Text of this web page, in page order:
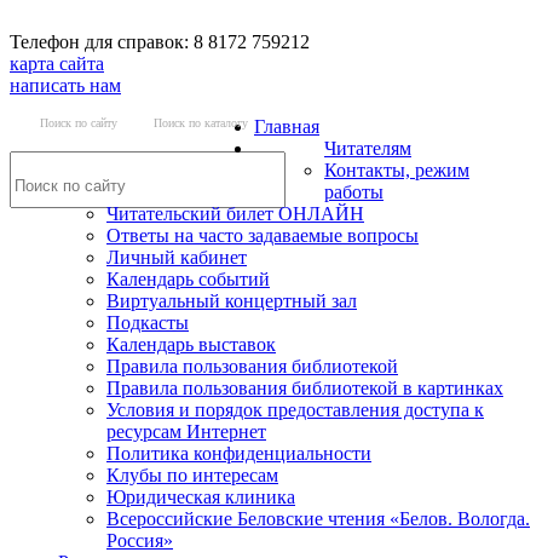
Телефон для справок: 8 8172 759212
карта сайта
написать нам
Поиск по сайту Поиск по каталогу Главная
Читателям
Контакты, режим
работы
Читательский билет ОНЛАЙН
Ответы на часто задаваемые вопросы
Личный кабинет
Календарь событий
Виртуальный концертный зал
Подкасты
Календарь выставок
Правила пользования библиотекой
Правила пользования библиотекой в картинках
Условия и порядок предоставления доступа к
ресурсам Интернет
Политика конфиденциальности
Клубы по интересам
Юридическая клиника
Всероссийские Беловские чтения «Белов. Вологда.
Россия»